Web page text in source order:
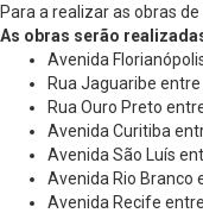
Para a realizar as obras
As obras serão
Avenida
Rua Jaguaribe
Rua Ouro Preto
Avenida Curitiba
Avenida São Luís
Avenida Rio Branco
Avenida Recife